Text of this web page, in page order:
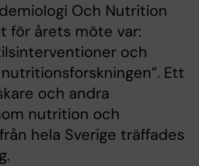
Och Nutrition
för årets möte var:
och
Ett
och andra
nutrition och
hela Sverige träffades